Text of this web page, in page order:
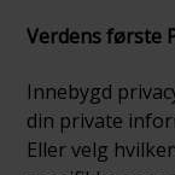
Verdens første
Innebygd
din private
Eller velg